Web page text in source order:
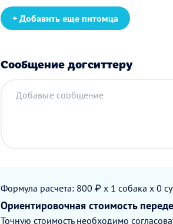
+ Добавить еще питомца
Сообщение догситтеру
Добавьте сообщение
Формула расчета: 800 ₽ x 1 собака x 0
Ориентировочная стоимость
Точную стоимость необходимо